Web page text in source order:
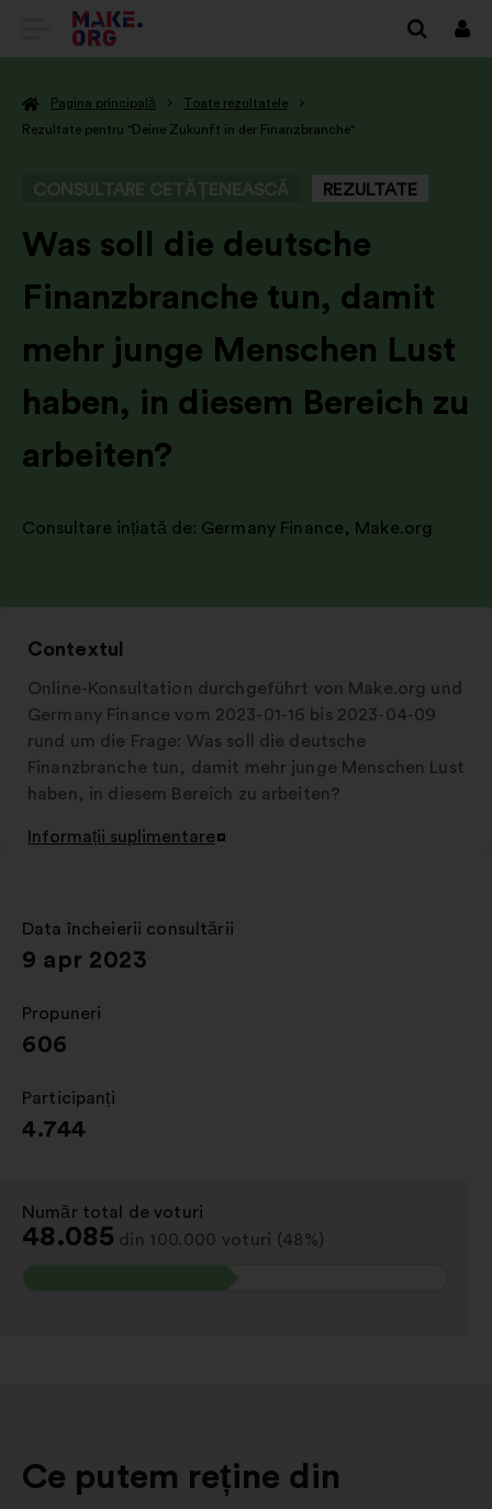
DIRECȚIONARE
PRIMA
A
SITE-
ULUI
Pagina principală
Toate rezultatele
Rezultate pentru "Deine Zukunft in der Finanzbranche"
CONSULTARE CETĂȚENEASCĂ REZULTATE
-
Was soll die deutsche
Finanzbranche tun, damit
mehr junge Menschen Lust
haben, in diesem Bereich zu
arbeiten?
Consultare ințiată de: Germany Finance, Make.org
Contextul
Online-Konsultation durchgeführt von Make.org und
Germany Finance vom 2023-01-16 bis 2023-04-09
rund um die Frage: Was soll die deutsche
Finanzbranche tun, damit mehr junge Menschen Lust
haben, in diesem Bereich zu arbeiten?
Informații suplimentare
Deschidere
filă
nouă
Data încheierii consultării
:
9 apr 2023
Propuneri
:
606
Participanți
:
4.744
Număr total de voturi
:
48.085 din 100.000 voturi (48%)
Ce putem reține din